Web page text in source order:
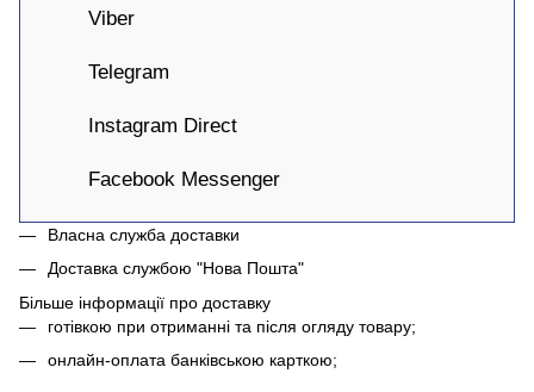
Viber
Telegram
Instagram Direct
Facebook Messenger
Власна служба доставки
Доставка службою "Нова Пошта"
Більше інформації про доставку
готівкою при отриманні та після огляду товару;
онлайн-оплата банківською карткою;